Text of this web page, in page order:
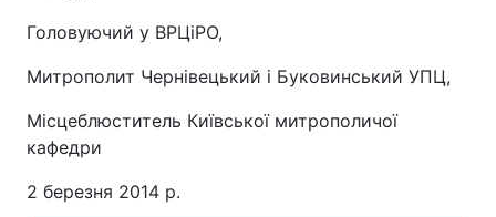
Головуючий у ВРЦіРО,
Митрополит Чернівецький і Буковинський УПЦ,
Місцеблюститель Київської митрополичої
кафедри
2 березня 2014 р.